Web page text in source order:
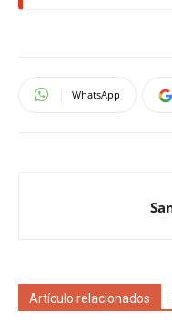
WhatsApp
Artículo relacionados